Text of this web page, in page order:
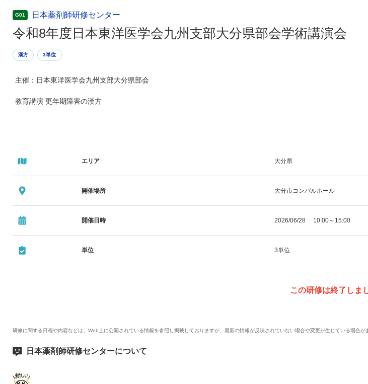
G01 日本薬剤師研修センター
令和8年度日本東洋医学会九州支部大分県部会学術講演会
漢方 3単位
主催：日本東洋医学会九州支部大分県部会
教育講演 更年期障害の漢方
エリア 大分県
開催場所 大分市コンパルホール
開催日時 2026/06/28 10:00～15:00
単位 3単位
この研修は終了しま
研修に関する日程や内容などは、Web上に公開されている情報を参照し掲載しておりますが、最新の情報が反映されていない場合や変更が生じている場合
日本薬剤師研修センターについて